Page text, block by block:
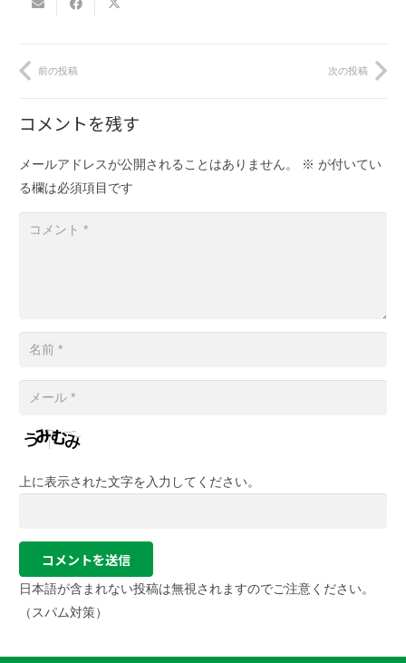
前の投稿 次の投稿
コメントを残す
メールアドレスが公開されることはありません。 ※ が付いてい
る欄は必須項目です
上に表示された文字を入力してください。
コメントを送信
日本語が含まれない投稿は無視されますのでご注意ください。
（スパム対策）